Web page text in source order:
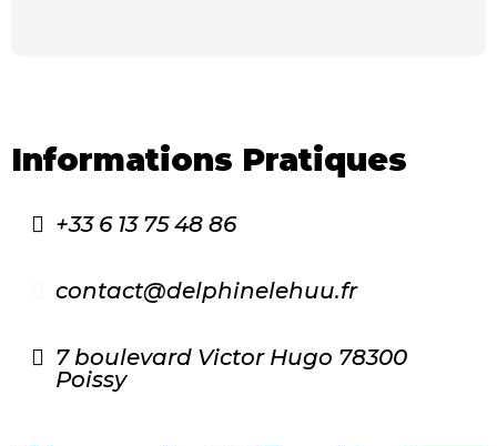
Informations Pratiques
+33 6 13 75 48 86
contact@delphinelehuu.fr
7 boulevard Victor Hugo 78300
Poissy